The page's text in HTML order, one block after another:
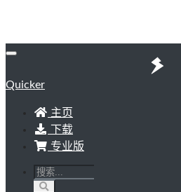
Quicker
主页
下载
专业版